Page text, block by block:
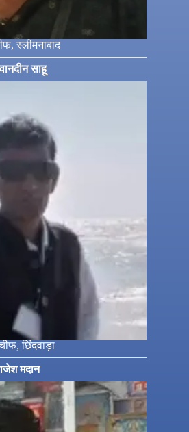
स्लीमनाबाद
साहू
छिंदवाड़ा
मदान